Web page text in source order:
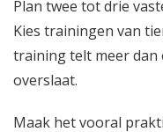
Plan twee tot drie
Kies trainingen van
training telt meer dan
overslaat.
Maak het vooral